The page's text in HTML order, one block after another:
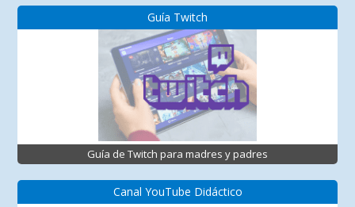
Guía Twitch
Guía de Twitch para madres y padres
Canal YouTube Didáctico